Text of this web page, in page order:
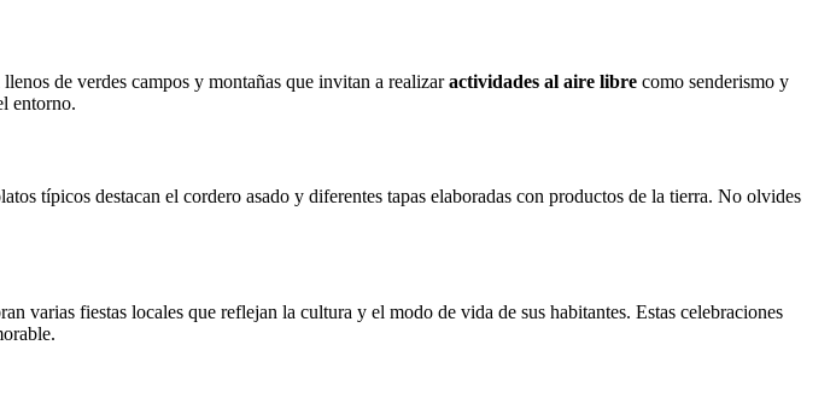
de verdes campos y montañas que invitan a realizaractividades al aire libre como senderismo y
entorno.
típicos destacan el cordero asado y diferentes tapas elaboradas con productos de la tierra. No olvides
varias fiestas locales que reflejan la cultura y el modo de vida de sus habitantes. Estas celebraciones